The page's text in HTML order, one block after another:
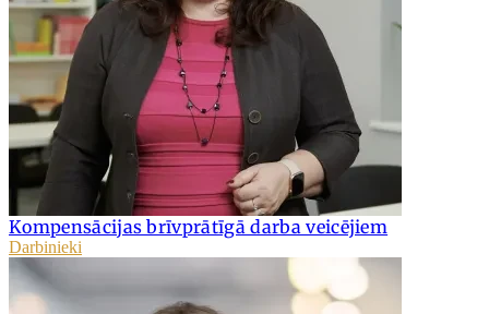
Kompensācijas brīvprātīgā darba veicējiem
Darbinieki